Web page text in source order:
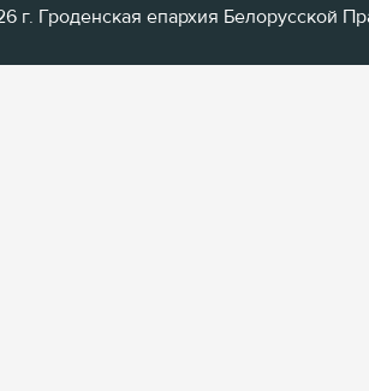
г. Гроденская епархия Белорусской